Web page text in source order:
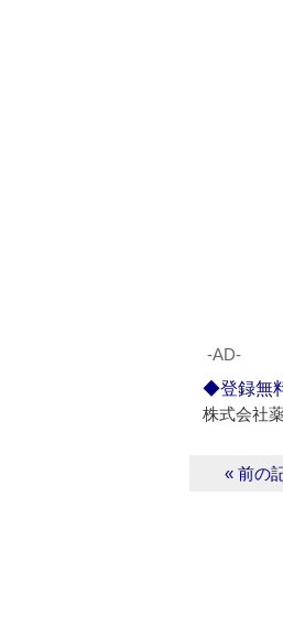
‐AD‐
◆登録無
株式会社
« 前の